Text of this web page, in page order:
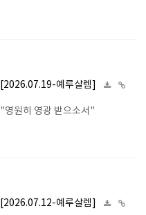
[2026.07.19-예루살렘]
"영원히 영광 받으소서"
[2026.07.12-예루살렘]